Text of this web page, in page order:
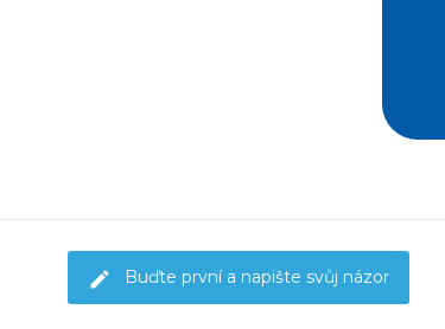
Buďte první a napište svůj názor